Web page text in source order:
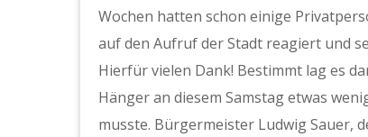
Wochen hatten schon einige
auf den Aufruf der Stadt reagiert und
Hierfür vielen Dank! Bestimmt lag es
Hänger an diesem Samstag etwas
musste. Bürgermeister Ludwig Sauer,